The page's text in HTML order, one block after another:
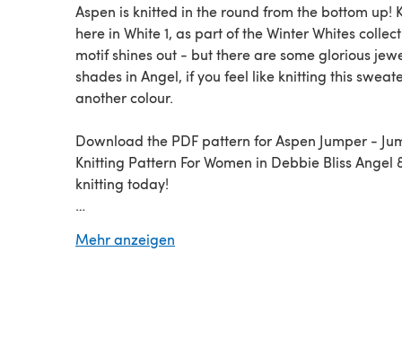
Aspen is knitted in the round from the bottom up!
here in White 1, as part of the Winter Whites
motif shines out - but there are some glorious
shades in Angel, if you feel like knitting this
another colour.
Download the PDF pattern for Aspen Jumper -
Knitting Pattern For Women in Debbie Bliss Angel
knitting today!
patternsat LoveCrafts.com.
Mehr anzeigen